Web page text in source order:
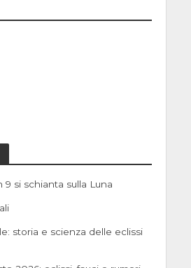
9 si schianta sulla Luna
storia e scienza delle eclissi